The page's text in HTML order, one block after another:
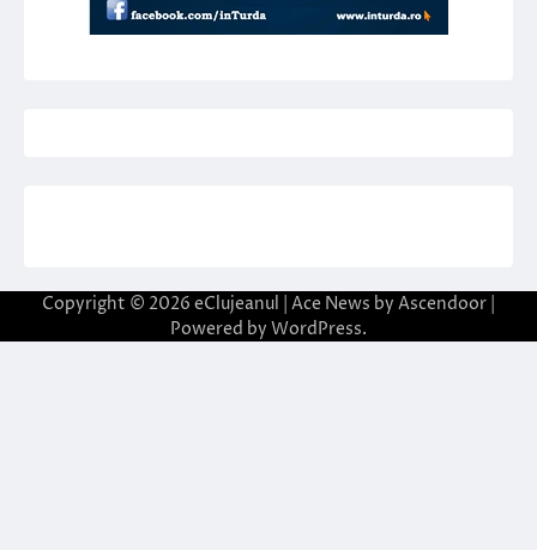
Copyright © 2026 eClujeanul | Ace News by Ascendoor
Powered by WordPress.